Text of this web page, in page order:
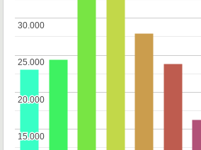
15.000
15.000
20.000
20.000
25.000
25.000
30.000
30.000